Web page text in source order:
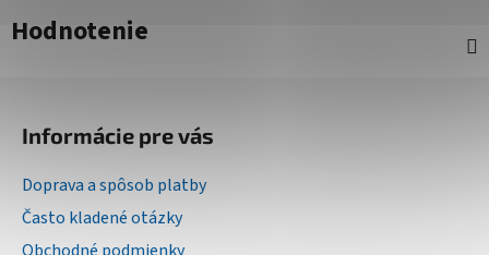
Hodnotenie
Informácie pre vás
Doprava a spôsob platby
Často kladené otázky